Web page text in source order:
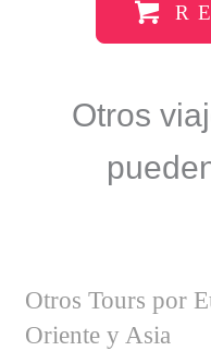
Otros
Otros Tours por
Oriente y Asia